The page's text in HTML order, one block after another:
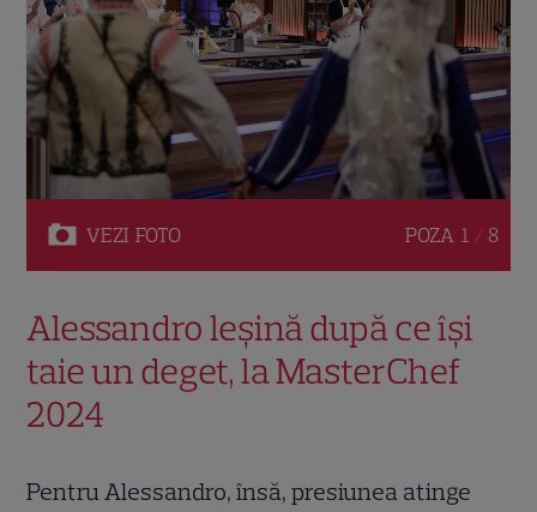
VEZI FOTO POZA 1 / 8
Alessandro leșină după ce își
taie un deget, la MasterChef
2024
Pentru Alessandro, însă, presiunea atinge